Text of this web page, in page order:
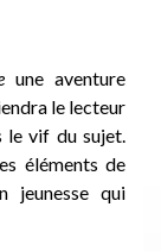
une aventure
le lecteur
le vif du sujet.
éléments de
jeunesse qui